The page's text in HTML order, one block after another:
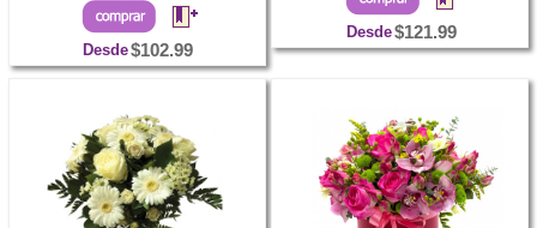
Desde$102.99
Desde$121.99